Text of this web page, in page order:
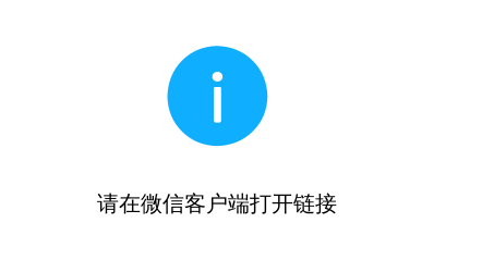
请在微信客户端打开链接